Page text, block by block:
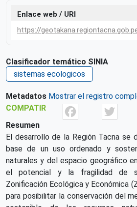
Enlace web / URI
https://
Clasificador temático SINIA
sistemas ecologicos
Metadatos Mostrar el registro
COMPATIR
Resumen
El desarrollo de la Región Tacna se
base de un uso ordenado y
naturales y del espacio geográfico
el potencial y la fragilidad de
Zonificación Ecológica y Económica
para posibilitar la conservación del